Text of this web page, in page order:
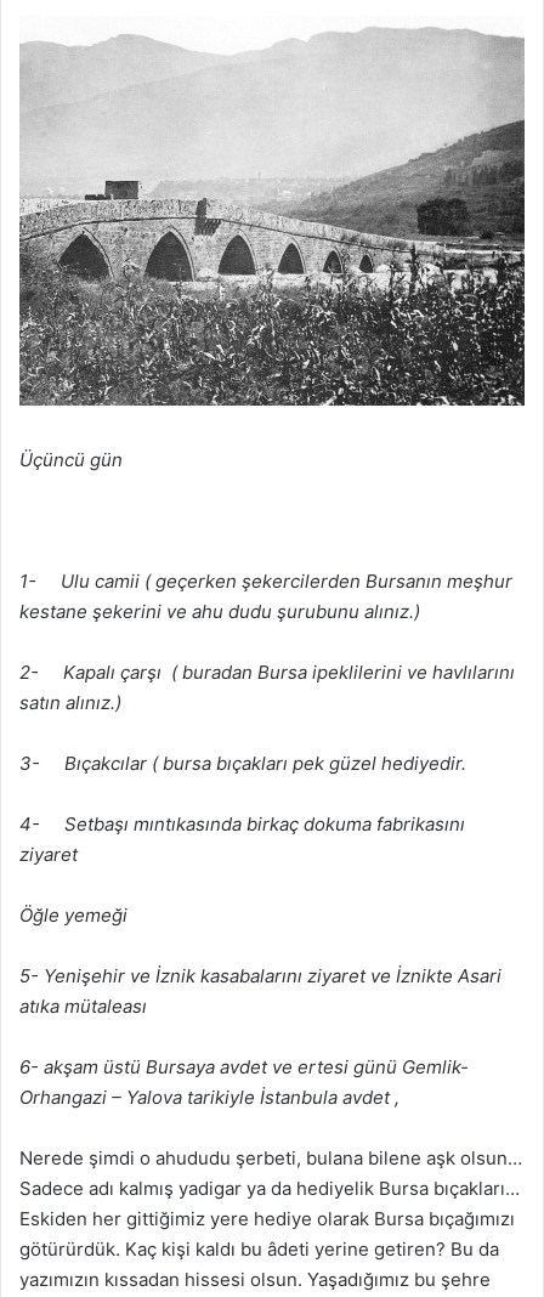
Üçüncü gün
1- Ulu camii ( geçerken şekercilerden Bursanın meşhur
kestane şekerini ve ahu dudu şurubunu alınız.)
2- Kapalı çarşı ( buradan Bursa ipeklilerini ve havlılarını
satın alınız.)
3- Bıçakcılar ( bursa bıçakları pek güzel hediyedir.
4- Setbaşı mıntıkasında birkaç dokuma fabrikasını
ziyaret
Öğle yemeği
5- Yenişehir ve İznik kasabalarını ziyaret ve İznikte Asari
atıka mütaleası
6- akşam üstü Bursaya avdet ve ertesi günü Gemlik-
Orhangazi – Yalova tarikiyle İstanbula avdet ,
Nerede şimdi o ahududu şerbeti, bulana bilene aşk olsun…
Sadece adı kalmış yadigar ya da hediyelik Bursa bıçakları…
Eskiden her gittiğimiz yere hediye olarak Bursa bıçağımızı
götürürdük. Kaç kişi kaldı bu âdeti yerine getiren? Bu da
yazımızın kıssadan hissesi olsun. Yaşadığımız bu şehre